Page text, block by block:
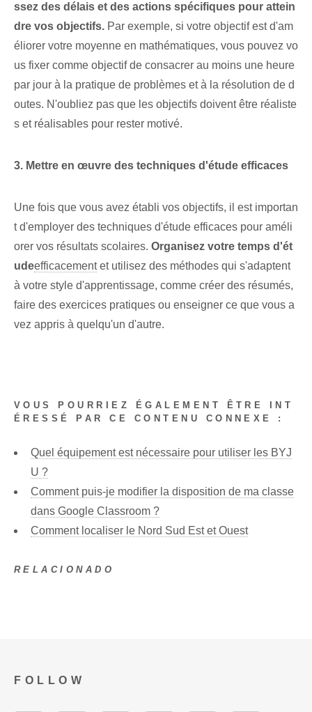
ssez des délais et des actions ⁢spécifiques⁤ pour attein
dre vos objectifs. Par exemple, si votre objectif est d'am
éliorer votre moyenne en mathématiques, vous pouvez vo
us fixer comme objectif de consacrer au moins une heure
par jour à la pratique de problèmes et à la résolution de d
outes. N'oubliez pas que les objectifs doivent être réaliste
s et réalisables pour rester motivé.
3. Mettre en œuvre des techniques d'étude efficaces
Une fois que vous avez établi vos objectifs, il est importan
t d'employer des techniques d'étude efficaces pour améli
orer vos résultats scolaires.⁢ Organisez votre temps d'ét
udeefficacementet utilisez des méthodes qui s'adaptent
à votre style d'apprentissage, comme créer des résumés,
faire des exercices pratiques ou enseigner ce que vous a
vez appris à quelqu'un d'autre.
VOUS POURRIEZ ÉGALEMENT ÊTRE INT
ÉRESSÉ PAR CE CONTENU CONNEXE :
Quel équipement est nécessaire pour utiliser les BYJ
U ?
Comment puis-je modifier la disposition de ma classe
dans Google Classroom ?
Comment localiser le Nord Sud Est et Ouest
RELACIONADO
FOLLOW